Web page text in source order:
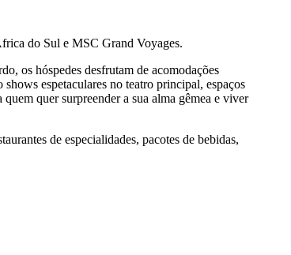
do Sul e MSC Grand Voyages.
os hóspedes desfrutam de acomodações
espetaculares no teatro principal, espaços
quer surpreender a sua alma gêmea e viver
de especialidades, pacotes de bebidas,